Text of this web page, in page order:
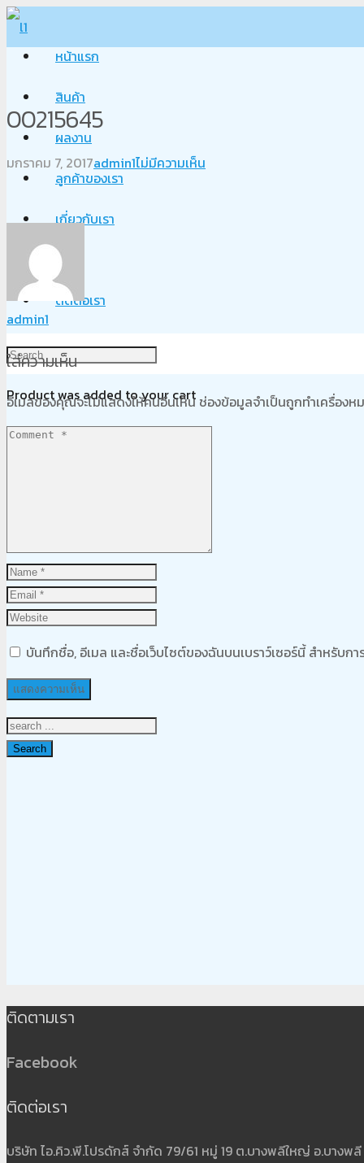
หน้าแรก
สินค้า
ผลงาน
ลูกค้าของเรา
เกี่ยวกับเรา
Blog
ติดต่อเรา
Productwas added to your cart
00215645
มกราคม 7, 2017admin1ไม่มีความเห็น
admin1
ใส่ความเห็น
อีเมลของคุณจะไม่แสดงให้คนอื่นเห็น ช่องข้อมูลจำเป็นถูกทำเครื่องห
บันทึกชื่อ, อีเมล และชื่อเว็บไซต์ของฉันบนเบราว์เซอร์นี้ สำหรับก
Search
ติดตามเรา
Facebook
ติดต่อเรา
บริษัท ไอ.คิว.พี.โปรดักส์ จำกัด 79/61 หมู่ 19 ต.บางพลีใหญ่ อ.บางพ